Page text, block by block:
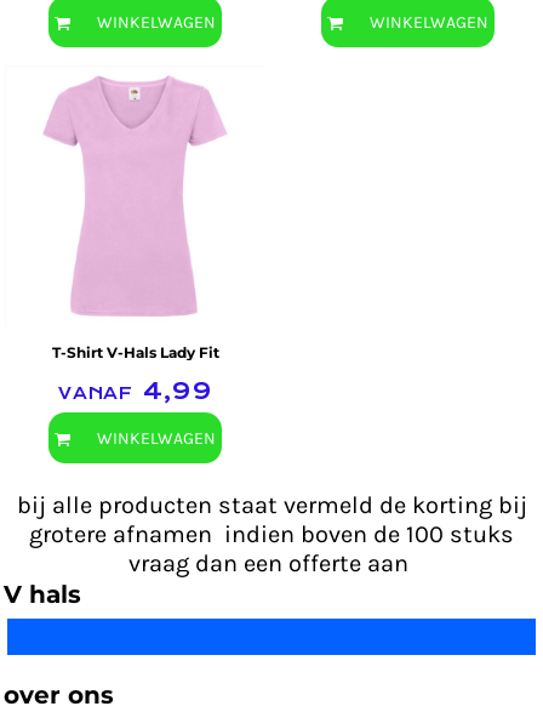
WINKELWAGEN WINKELWAGEN
Fruit of the Loom
T-Shirt V-Hals Lady Fit
vanaf 4,99
WINKELWAGEN
bij alle producten staat vermeld de korting bij
grotere afnamen indien boven de 100 stuks
vraag dan een offerte aan
V hals
over ons